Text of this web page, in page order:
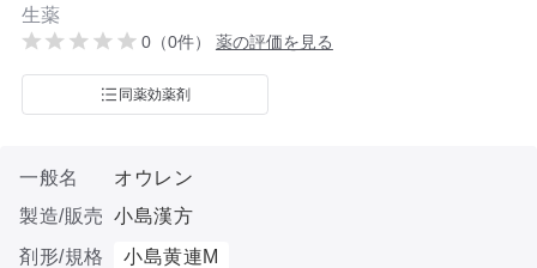
生薬
0（0件） 薬の評価を見る
同薬効薬剤
一般名
オウレン
製造/販売 小島漢方
剤形/規格
小島黄連M